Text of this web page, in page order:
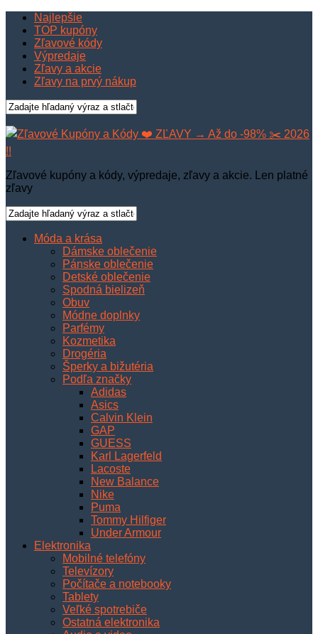
Najlepšie
TOP kupóny
Zľavové kódy
Výpredaje
Zľavy a akcie
Zľavy na prvý nákup
Zľavové kupóny a kódy, výpredaje, zľavy a akcie. Len platné
zľavy
Móda a krása
Dámske oblečenie
Pánske oblečenie
Detské oblečenie
Spodná bielizeň
Obuv
Módne doplnky
Parfémy
Kozmetika
Drogéria
Šperky a bižutéria
Podľa značky
Adidas
Asics
Calvin Klein
GAP
GUESS
Karl Lagerfeld
Lacoste
New Balance
Nike
Puma
Tommy Hilfiger
Under Armour
Elektronika
Mobilné telefóny
Televízory
Počítače a notebooky
Tablety
Veľké spotrebiče
Ostatná elektronika